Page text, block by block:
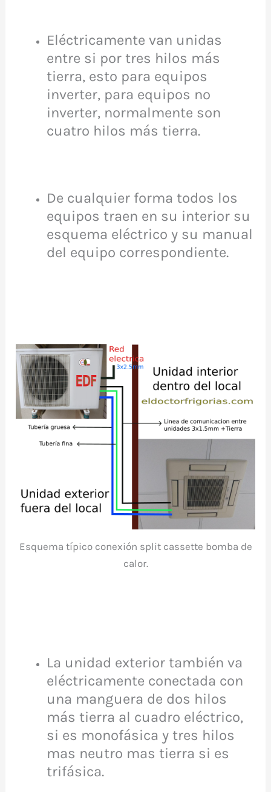
Eléctricamente van unidas
entre si por tres hilos más
tierra, esto para equipos
inverter, para equipos no
inverter, normalmente son
cuatro hilos más tierra.
De cualquier forma todos los
equipos traen en su interior su
esquema eléctrico y su manual
del equipo correspondiente.
Esquema típico conexión split cassette bomba de
calor.
La unidad exterior también va
eléctricamente conectada con
una manguera de dos hilos
más tierra al cuadro eléctrico,
si es monofásica y tres hilos
mas neutro mas tierra si es
trifásica.